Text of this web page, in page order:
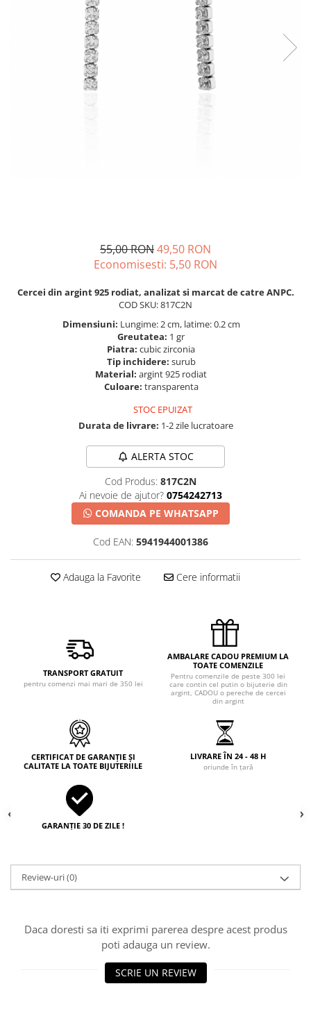
SETURI BIJUTERII
ACE DE CRAVATA
BRATARA TIP ROZARIU
LANTURI TIP ROZARIU
55,00 RON49,50 RON
Economisesti: 5,50 RON
Cercei din argint 925 rodiat, analizat si marcat de catre ANPC.
COD SKU: 817C2N
Dimensiuni: Lungime: 2 cm, latime: 0.2 cm
Greutatea: 1 gr
Piatra: cubic zirconia
Tip inchidere: surub
Material: argint 925 rodiat
Culoare: transparenta
STOC EPUIZAT
Durata de livrare: 1-2 zile lucratoare
ALERTA STOC
Cod Produs: 817C2N
Ai nevoie de ajutor? 0754242713
COMANDA PE WHATSAPP
Cod EAN: 5941944001386
Adauga la Favorite Cere informatii
TRANSPORT GRATUIT
pentru comenzi mai mari de 350 lei
AMBALARE CADOU PREMIUM LA
TOATE COMENZILE
Pentru comenzile de peste 300 lei
care contin cel putin o bijuterie din
argint, CADOU o pereche de cercei
din argint
CERTIFICAT DE GARANȚIE ȘI
CALITATE LA TOATE BIJUTERIILE
LIVRARE ÎN 24 - 48 H
oriunde în țară
GARANȚIE 30 DE ZILE !
Review-uri(0)
Daca doresti sa iti exprimi parerea despre acest produs
poti adauga un review.
SCRIE UN REVIEW